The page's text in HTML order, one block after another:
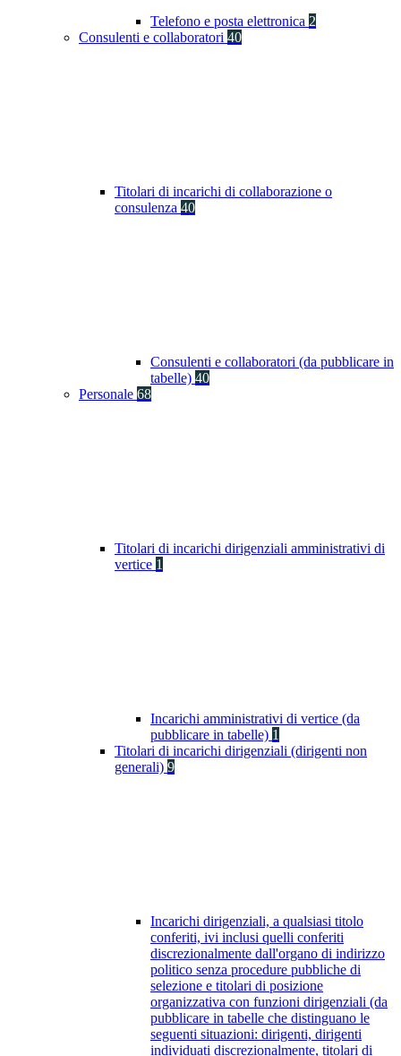
Telefono e posta elettronica 2
Consulenti e collaboratori 40
Titolari di incarichi di collaborazione o
consulenza 40
Consulenti e collaboratori (da pubblicare in
tabelle) 40
Personale 68
Titolari di incarichi dirigenziali amministrativi di
vertice 1
Incarichi amministrativi di vertice (da
pubblicare in tabelle) 1
Titolari di incarichi dirigenziali (dirigenti non
generali) 9
Incarichi dirigenziali, a qualsiasi titolo
conferiti, ivi inclusi quelli conferiti
discrezionalmente dall'organo di indirizzo
politico senza procedure pubbliche di
selezione e titolari di posizione
organizzativa con funzioni dirigenziali (da
pubblicare in tabelle che distinguano le
seguenti situazioni: dirigenti, dirigenti
individuati discrezionalmente, titolari di